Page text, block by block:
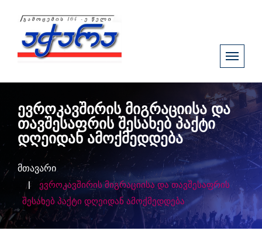
ევროკავშირის მიგრაციისა და
თავშესაფრის შესახებ პაქტი
დღეიდან ამოქმედდება
მთავარი
ევროკავშირის მიგრაციისა და თავშესაფრის
შესახებ პაქტი დღეიდან ამოქმედდება